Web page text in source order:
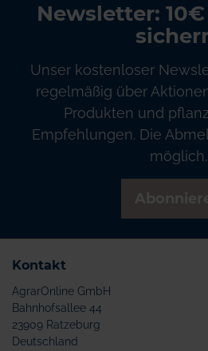
Newsletter:
Unser kostenloser
regelmäßig über
Produkten und
Empfehlungen. Die
möglich.
Kontakt
AgrarOnline GmbH
Bahnhofsallee 44
23909 Ratzeburg
Deutschland